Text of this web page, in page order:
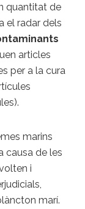
quantitat de
el radar dels
articles
per a la cura
marins
causa de les
i
marí.